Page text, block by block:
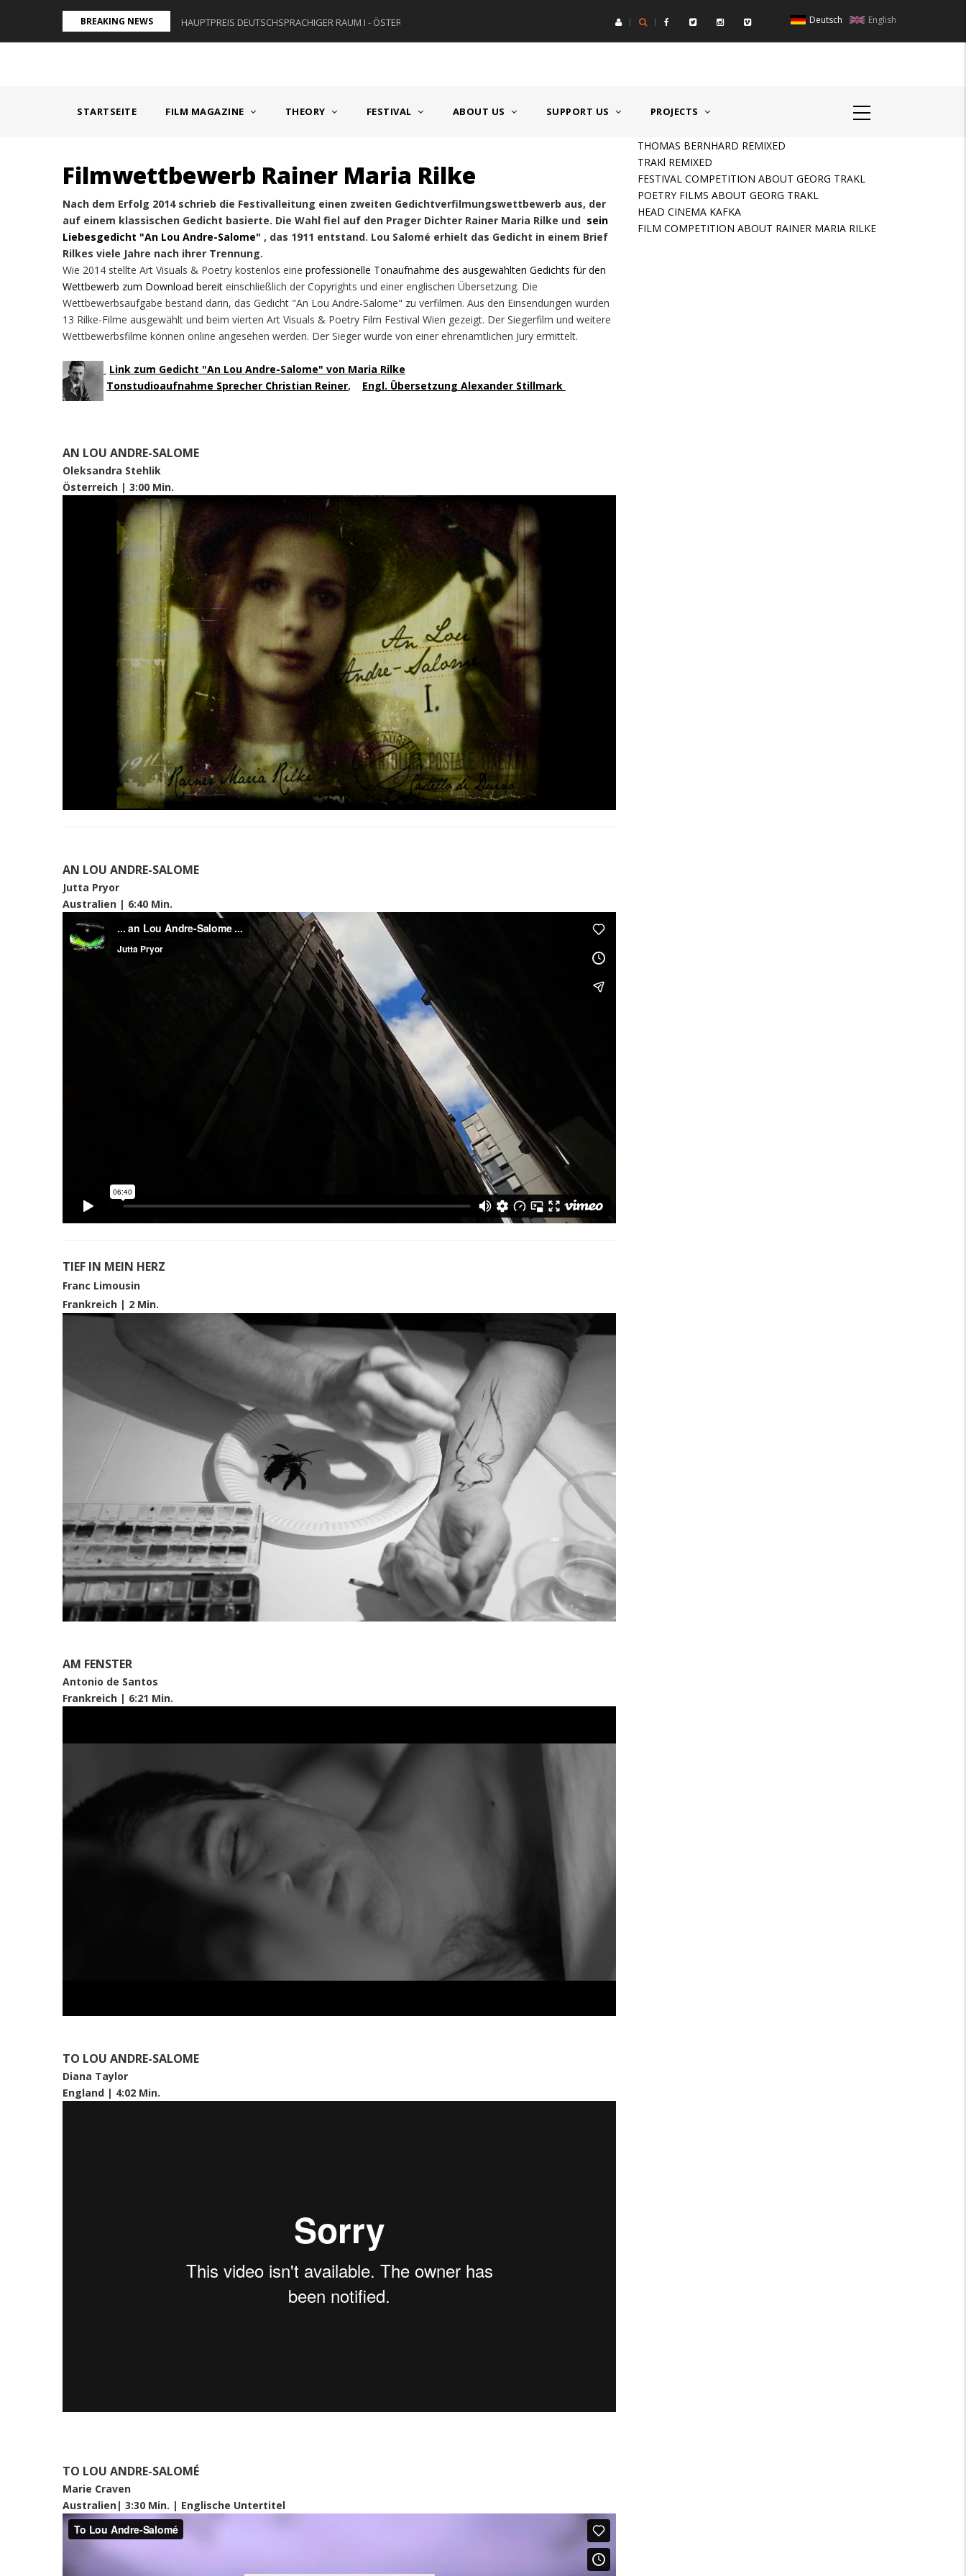
Inhalt
BREAKING NEWS
I - ÖSTERREICH HAUPTPREIS DEUTSCHSPRACHIGER RAUM I - ÖSTERREICH HAUPTPREIS DEUTSCHSPRACHIGER RAUM I - ÖSTERREICH HAUPTPREIS
English
Deutsch
STARTSEITE FILM MAGAZINE THEORY FESTIVAL ABOUT US SUPPORT US PROJECTS
Filmwettbewerb Rainer Maria Rilke
Nach dem Erfolg 2014 schrieb die Festivalleitung einen zweiten Gedichtverfilmungswettbewerb aus, der
auf einem klassischen Gedicht basierte. Die Wahl fiel auf den Prager Dichter Rainer Maria Rilke und sein
Liebesgedicht "An Lou Andre-Salome" , das 1911 entstand. Lou Salomé erhielt das Gedicht in einem Brief
Rilkes viele Jahre nach ihrer Trennung.
Wie 2014 stellte Art Visuals & Poetry kostenlos eine professionelle Tonaufnahme des ausgewählten Gedichts für den
Wettbewerb zum Download bereit einschließlich der Copyrights und einer englischen Übersetzung. Die
Wettbewerbsaufgabe bestand darin, das Gedicht "An Lou Andre-Salome" zu verfilmen. Aus den Einsendungen wurden
13 Rilke-Filme ausgewählt und beim vierten Art Visuals & Poetry Film Festival Wien gezeigt. Der Siegerfilm und weitere
Wettbewerbsfilme können online angesehen werden. Der Sieger wurde von einer ehrenamtlichen Jury ermittelt.
Link zum Gedicht "An Lou Andre-Salome" von Maria Rilke
Tonstudioaufnahme Sprecher Christian Reiner, Engl. Übersetzung Alexander Stillmark
AN LOU ANDRE-SALOME
Oleksandra Stehlik
Österreich | 3:00 Min.
AN LOU ANDRE-SALOME
Jutta Pryor
Australien | 6:40 Min.
TIEF IN MEIN HERZ
Franc Limousin
Frankreich | 2 Min.
AM FENSTER
Antonio de Santos
Frankreich | 6:21 Min.
TO LOU ANDRE-SALOME
Diana Taylor
England | 4:02 Min.
TO LOU ANDRE-SALOMÉ
Marie Craven
Australien| 3:30 Min. | Englische Untertitel
THOMAS BERNHARD REMIXED
TRAKl REMIXED
FESTIVAL COMPETITION ABOUT GEORG TRAKL
POETRY FILMS ABOUT GEORG TRAKL
HEAD CINEMA KAFKA
FILM COMPETITION ABOUT RAINER MARIA RILKE